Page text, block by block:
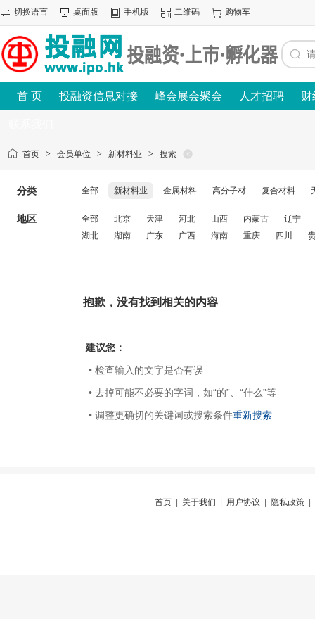
切换语言 桌面版 手机版 二维码 购物车
首 页 投融资信息对接 峰会展会聚会 人才招聘 财
首页 > 会员单位 > 新材料业 > 搜索
分类 全部 新材料业 金属材料 高分子材 复合材料
地区 全部 北京 天津 河北 山西 内蒙古
辽宁
湖北
湖南 广东 广西 海南 重庆 四川
抱歉，没有找到相关的内容
建议您：
• 检查输入的文字是否有误
• 去掉可能不必要的字词，如“的”、“什么”等
• 调整更确切的关键词或搜索条件重新搜索
首页 关于我们 用户协议 隐私政策